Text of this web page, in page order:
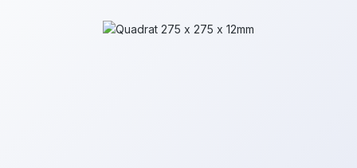
Bildergalerie überspringen